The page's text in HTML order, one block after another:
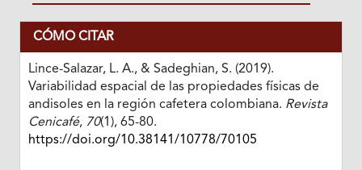
CÓMO CITAR
Lince-Salazar, L. A., & Sadeghian, S. (2019).
Variabilidad espacial de las propiedades físicas de
andisoles en la región cafetera colombiana. Revista
Cenicafé, 70(1), 65-80.
https://doi.org/10.38141/10778/70105